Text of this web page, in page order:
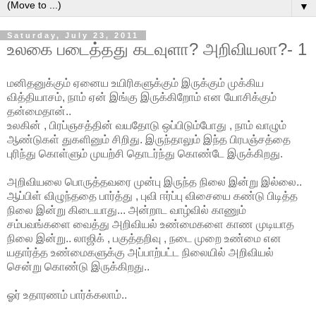
▼
Saturday, July 23, 2011
உலகை படைத்தது கடவுளா? அறிவியலா?- 1
மனிதனுக்கும் ஏனைய உயிரிகளுக்கும் இருக்கும் முக்கிய
வித்தியாசம், நாம் ஏன் இங்கு இருக்கிறோம் என யோசிக்கும்
தன்மைதான்..
உலகின் , பிரப்ஞசத்தின் வயதோடு ஒப்பிடும்போது , நாம் வாழும்
ஆண்டுகள் துகளினும் சிறிது. இருந்தாலும் இந்த பிரபஞ்சத்தை
புரிந்து கொள்ளும் முயற்சி தொடர்ந்து கொண்டே இருக்கிறது.
அறிவியலை பொருத்தவரை முன்பு இருந்த நிலை இன்று இல்லை..
ஆப்பிள் விழுந்ததை பார்த்து , புவி ஈர்ப்பு விசையை கண்டு பிடித்த
நிலை இன்று கிடையாது... அன்றாட வாழ்வில் காணும்
சம்பவங்களை வைத்து அறிவியல் உண்மைகளை காண முடியாத
நிலை இன்று.. லாஜிக் , பகுத்தறிவு , நடை முறை உண்மை என
யதார்த்த உண்மைகளுக்கு அப்பாற்பட்ட நிலையில் அறிவியல்
சென்று கொண்டு இருக்கிறது..
ஓர் உதாரணம் பார்க்கலாம்..